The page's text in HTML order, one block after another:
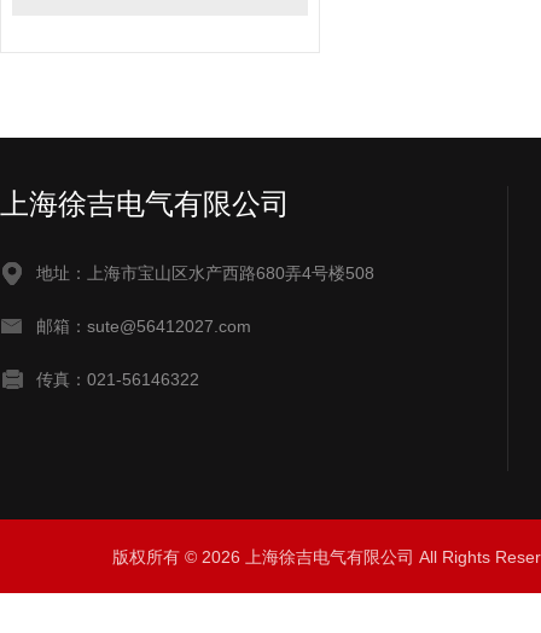
上海徐吉电气有限公司
地址：上海市宝山区水产西路680弄4号楼508
邮箱：sute@56412027.com
传真：021-56146322
版权所有 © 2026 上海徐吉电气有限公司 All Rights